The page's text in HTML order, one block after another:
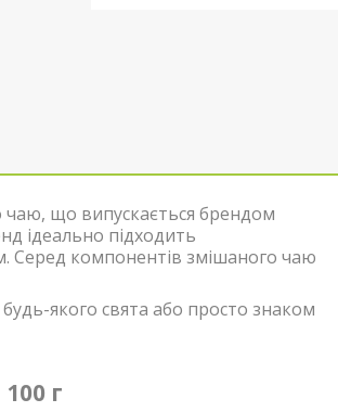
чаю, що випускається брендом
ідеально підходить
Серед компонентів змішаного чаю
якого свята або просто знаком
г